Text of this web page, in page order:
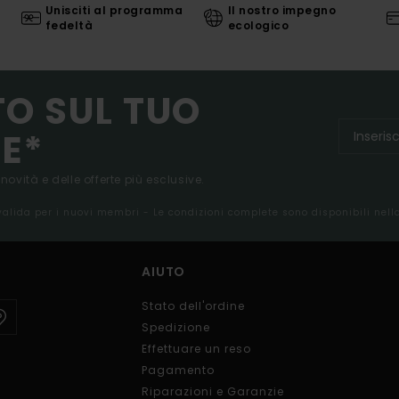
Unisciti al programma
fedeltà
Il nostro impegno
ecologico
SUL TUO
e delle offerte più esclusive.
per i nuovi membri - Le condizioni complete sono disponibili
AIUTO
Stato dell'ordine
Spedizione
Effettuare un reso
Pagamento
Riparazioni e Garanzie